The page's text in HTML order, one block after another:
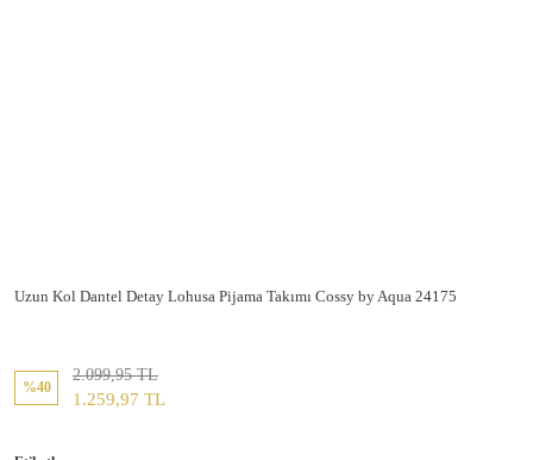
Uzun Kol Dantel Detay Lohusa Pijama Takımı Cossy by Aqua 24175
%40
2.099,95 TL
1.259,97 TL